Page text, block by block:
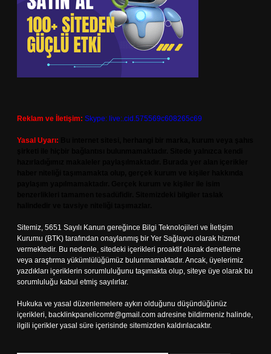
Reklam ve İletişim: Skype: live:.cid.575569c608265c69
Yasal Uyarı:
Sitemiz, 5651 Sayılı Kanun gereğince Bilgi Teknolojileri ve İletişim
Kurumu (BTK) tarafından onaylanmış bir Yer Sağlayıcı olarak hizmet
vermektedir. Bu nedenle, sitedeki içerikleri proaktif olarak denetleme
veya araştırma yükümlülüğümüz bulunmamaktadır. Ancak, üyelerimiz
yazdıkları içeriklerin sorumluluğunu taşımakta olup, siteye üye olarak bu
sorumluluğu kabul etmiş sayılırlar.
Hukuka ve yasal düzenlemelere aykırı olduğunu düşündüğünüz
içerikleri, backlinkpanelicomtr@gmail.com adresine bildirmeniz halinde,
ilgili içerikler yasal süre içerisinde sitemizden kaldırılacaktır.